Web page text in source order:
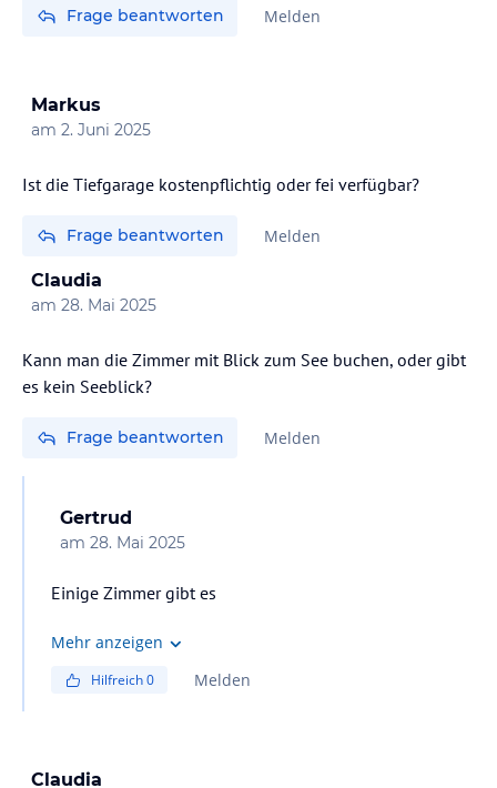
Frage beantworten Melden
Markus
am 2. Juni 2025
Ist die Tiefgarage kostenpflichtig oder fei verfügbar?
Frage beantworten Melden
Claudia
am 28. Mai 2025
Kann man die Zimmer mit Blick zum See buchen, oder gibt
Frage beantworten Melden
Gertrud
am 28. Mai 2025
Einige Zimmer gibt es
Mehr anzeigen
Hilfreich0 Melden
Claudia